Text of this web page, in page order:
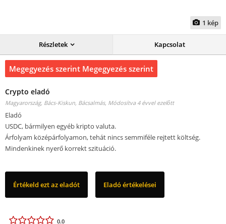
1 kép
Részletek Kapcsolat
Megegyezés szerint Megegyezés szerint
Crypto eladó
Magyarország, Bács-Kiskun, Bácsalmás, Módosítva 4 évvel ezelőtt
Eladó
USDC, bármilyen egyéb kripto valuta.
Árfolyam középárfolyamon, tehát nincs semmiféle rejtett költség.
Mindenkinek nyerő korrekt szituáció.
Értékeld ezt az eladót Eladó értékelései
0.0